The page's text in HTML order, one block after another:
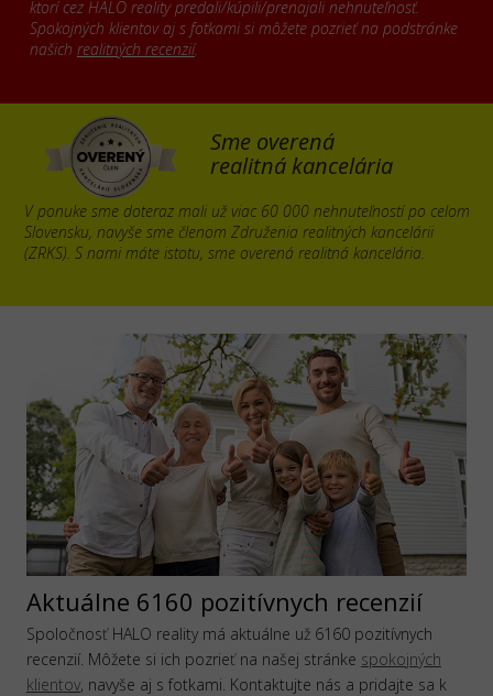
ktorí cez HALO reality predali/kúpili/prenajali nehnuteľnosť.
Spokojných klientov aj s fotkami si môžete pozrieť na podstránke
našich realitných recenzií.
Sme overená
realitná kancelária
V ponuke sme doteraz mali už viac 60 000 nehnuteľností po celom
Slovensku, navyše sme členom Združenia realitných kancelárii
(ZRKS). S nami máte istotu, sme overená realitná kancelária.
Aktuálne 6160 pozitívnych recenzií
Spoločnosť HALO reality má aktuálne už 6160 pozitívnych
recenzií. Môžete si ich pozrieť na našej stránke spokojných
klientov, navyše aj s fotkami. Kontaktujte nás a pridajte sa k